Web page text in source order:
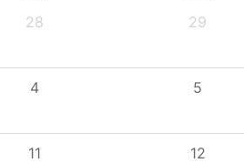
28 29
4 5
11 12